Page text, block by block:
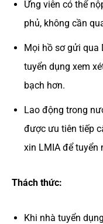
Ứng viên có thể
phủ, không cần
Mọi hồ sơ gửi qua
tuyển dụng xem
bạch hơn.
Lao động trong
được ưu tiên tiếp
xin LMIA để tuyển
Thách thức:
Khi nhà tuyển